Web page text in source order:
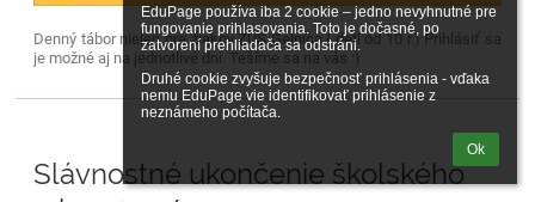
EduPage používa iba 2 cookie – jedno nevyhnutné pre
fungovanie prihlasovania. Toto je dočasné, po
zatvorení prehliadača sa odstráni.
Druhé cookie zvyšuje bezpečnosť prihlásenia - vďaka
nemu EduPage vie identifikovať prihlásenie z
neznámeho počítača.
Ok
Denný tábor nielen pre žiakov ZUŠ Gelnica ( deti od 10 r.) Prihlásiť sa
je možné aj na jednotlivé dni. Tešíme sa na vás :)
Slávnostné ukončenie školského